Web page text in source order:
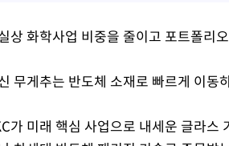
상 화학사업 비중을 줄이고 포트폴리
무게추는 반도체 소재로 빠르게 이동
가 미래 핵심 사업으로 내세운 글라스